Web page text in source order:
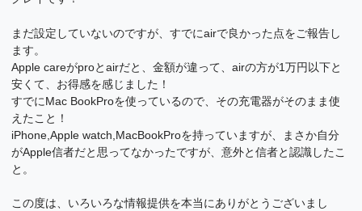
まだ設定していないのですが、すでにairで良かった点をご報告し
ます。
Apple careがproとairだと、金額が違って、airの方が1万円以下と
安くて、お得感を感じました！
すでにMac BookProを使っているので、その充電器がそのまま使
えたこと！
iPhone,Apple watch,MacBookProを持っていますが、まさか自分
がApple信者だと思ってなかったですが、意外と信者と認識したこ
と。
この度は、いろいろな情報提供を本当にありがとうございまし